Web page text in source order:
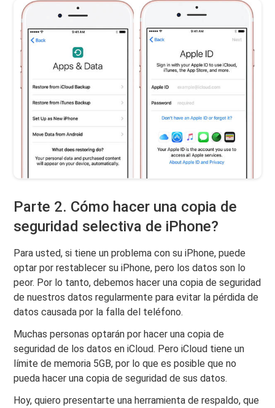
Parte 2. Cómo hacer una copia de
seguridad selectiva de iPhone?
Para usted, si tiene un problema con su iPhone, puede
optar por restablecer su iPhone, pero los datos son lo
peor. Por lo tanto, debemos hacer una copia de seguridad
de nuestros datos regularmente para evitar la pérdida de
datos causada por la falla del teléfono.
Muchas personas optarán por hacer una copia de
seguridad de los datos en iCloud. Pero iCloud tiene un
límite de memoria 5GB, por lo que es posible que no
pueda hacer una copia de seguridad de sus datos.
Hoy, quiero presentarte una herramienta de respaldo, que